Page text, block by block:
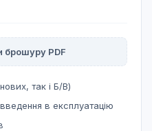
брошуру PDF
так і Б/В)
в експлуатацію